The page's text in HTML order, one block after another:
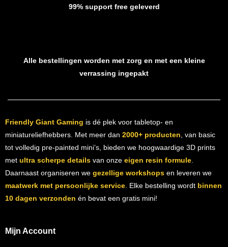
99% support free geleverd
Alle bestellingen worden met zorg en met een kleine
verrassing ingepakt
Friendly Giant Gaming is dé plek voor tabletop- en
miniatureliefhebbers. Met meer dan 2000+ producten , van basic
tot volledig pre-painted mini’s, bieden we hoogwaardige 3D prints
met ultra scherpe detailsvan onze eigen resin formule.
Daarnaast organiseren we gezellige workshopsen leveren we
maatwerk met persoonlijke service. Elke bestelling wordt binnen
10 dagen verzonden én bevat een gratis mini!
Mijn Account